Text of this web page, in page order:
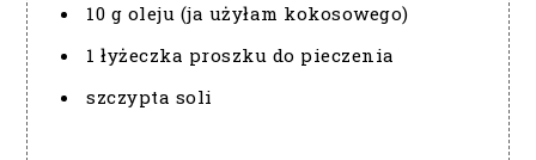
10 g oleju (ja użyłam kokosowego)
1 łyżeczka proszku do pieczenia
szczypta soli